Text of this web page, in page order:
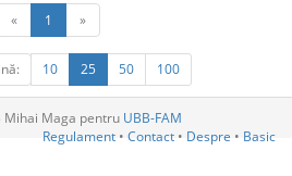
« 1 »
10 25 50 100
Mihai Maga pentru UBB-FAM
Regulament • Contact • Despre • Basic